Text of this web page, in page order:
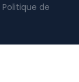
Politique de